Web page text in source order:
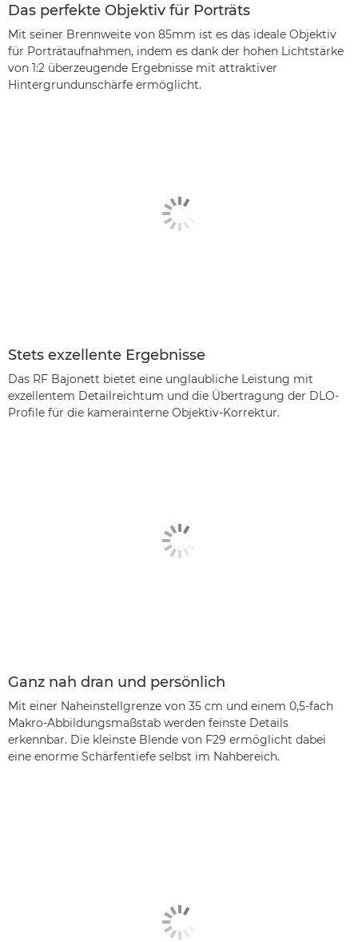
Das perfekte Objektiv für Porträts
Mit seiner Brennweite von 85mm ist es das ideale Objektiv
für Porträtaufnahmen, indem es dank der hohen Lichtstärke
von 1:2 überzeugende Ergebnisse mit attraktiver
Hintergrundunschärfe ermöglicht.
Stets exzellente Ergebnisse
Das RF Bajonett bietet eine unglaubliche Leistung mit
exzellentem Detailreichtum und die Übertragung der DLO-
Profile für die kamerainterne Objektiv-Korrektur.
Ganz nah dran und persönlich
Mit einer Naheinstellgrenze von 35 cm und einem 0,5-fach
Makro-Abbildungsmaßstab werden feinste Details
erkennbar. Die kleinste Blende von F29 ermöglicht dabei
eine enorme Schärfentiefe selbst im Nahbereich.